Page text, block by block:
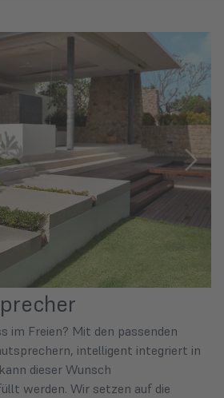
im Freien? Mit den passenden
intelligent integriert in
dieser Wunsch
werden. Wir setzen auf die